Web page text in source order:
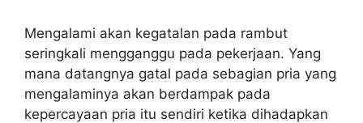
Mengalami akan kegatalan pada rambut
seringkali mengganggu pada pekerjaan. Yang
mana datangnya gatal pada sebagian pria yang
mengalaminya akan berdampak pada
kepercayaan pria itu sendiri ketika dihadapkan